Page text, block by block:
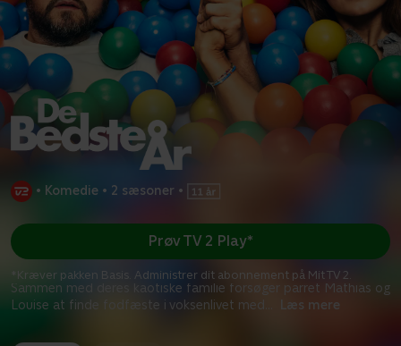
• Komedie • 2 sæsoner •
Sammen med deres kaotiske familie forsøger parret Mathias og
Louise at finde fodfæste i voksenlivet med
Læs mere
Prøv TV 2 Play*
*Kræver pakken Basis. Administrer dit abonnement på Mit TV 2.